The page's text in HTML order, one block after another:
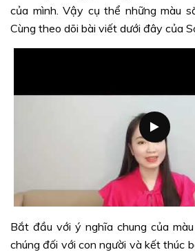
của mình. Vậy cụ thể những màu
Cùng theo dõi bài viết dưới đây của
Bắt đầu với ý nghĩa chung của
chúng đối với con người và kết thúc